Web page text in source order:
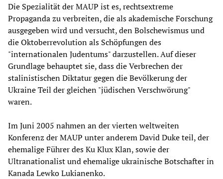
Die Spezialität der MAUP ist es, rechtsextreme
Propaganda zu verbreiten, die als akademische Forschung
ausgegeben wird und versucht, den Bolschewismus und
die Oktoberrevolution als Schöpfungen des
"internationalen Judentums" darzustellen. Auf dieser
Grundlage behauptet sie, dass die Verbrechen der
stalinistischen Diktatur gegen die Bevölkerung der
Ukraine Teil der gleichen "jüdischen Verschwörung"
waren.
Im Juni 2005 nahmen an der vierten weltweiten
Konferenz der MAUP unter anderem David Duke teil, der
ehemalige Führer des Ku Klux Klan, sowie der
Ultranationalist und ehemalige ukrainische Botschafter in
Kanada Lewko Lukianenko.